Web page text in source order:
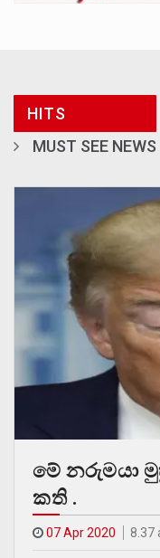
HITS
MUST SEE NEWS
මේ නරුමයා
කති .
07 Apr 2020 8.37